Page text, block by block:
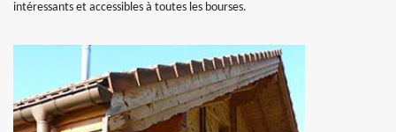
intéressants et accessibles à toutes les bourses.